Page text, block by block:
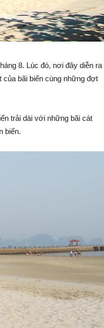
8. Lúc đó, nơi đây diễn ra
của bãi biển cùng những đợt
trải dài với những bãi cát
biển.